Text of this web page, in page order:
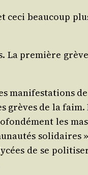
beau­coup
pre­mière grève
mani­fes­ta­tions
grèves de la
les
soli­daires
de se